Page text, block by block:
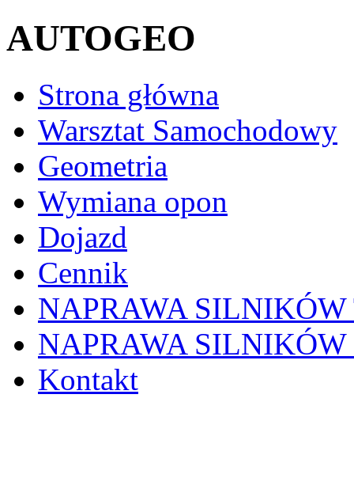
AUTOGEO
Strona główna
Warsztat Samochodowy
Geometria
Wymiana opon
Dojazd
Cennik
NAPRAWA
NAPRAWA
Kontakt